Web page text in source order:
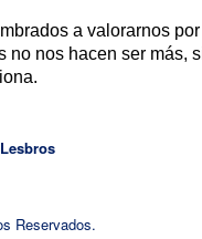
a valorarnos
no nos hacen ser más,
Reservados.